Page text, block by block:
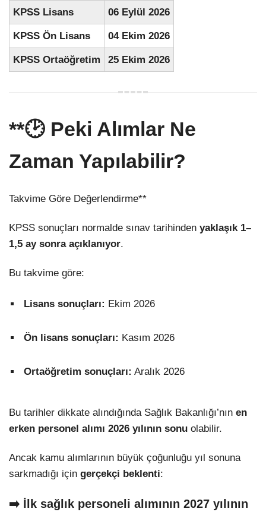
KPSS Lisans 06 Eylül 2026
KPSS Ön Lisans 04 Ekim 2026
KPSS Ortaöğretim 25 Ekim 2026
**🕑 Peki Alımlar Ne
Zaman Yapılabilir?
Takvime Göre Değerlendirme**
KPSS sonuçları normalde sınav tarihinden yaklaşık 1–
1,5 ay sonra açıklanıyor.
Bu takvime göre:
Lisans sonuçları: Ekim 2026
Ön lisans sonuçları: Kasım 2026
Ortaöğretim sonuçları: Aralık 2026
Bu tarihler dikkate alındığında Sağlık Bakanlığı’nın en
erken personel alımı 2026 yılının sonu olabilir.
Ancak kamu alımlarının büyük çoğunluğu yıl sonuna
sarkmadığı için gerçekçi beklenti:
➡️ İlk sağlık personeli alımının 2027 yılının